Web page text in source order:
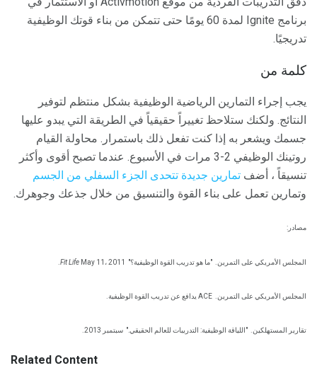
برنامج Ignite لمدة 60 يومًا حتى تتمكن من بناء قوتك الوظيفية
تدريجيًا.
كلمة من
يجب إجراء التمارين الرياضية الوظيفية بشكل منتظم لتوفير
النتائج. ولكنك ستلاحظ تغييراً حقيقياً في الطريقة التي يبدو عليها
جسمك ويشعر به إذا كنت تفعل ذلك باستمرار. محاولة القيام
روتينك الوظيفي 2-3 مرات في الأسبوع. عندما تصبح أقوى وأكثر
تنسيقاً ، أضف تمارين جديدة تتحدى الجزء السفلي من الجسم
وتمارين تعمل على بناء القوة والتنسيق من خلال جذعك وجوهرك.
مصادر:
المجلس الأمريكي على التمرين. "ما هو تدريب القوة الوظيفية؟" Fit Life May 11، 2011.
المجلس الأمريكي على التمرين. ACE يدافع عن تدريب القوة الوظيفية.
تقارير المستهلكين. "اللياقة الوظيفية: التدريبات للعالم الحقيقي." سبتمبر 2013.
Related Content